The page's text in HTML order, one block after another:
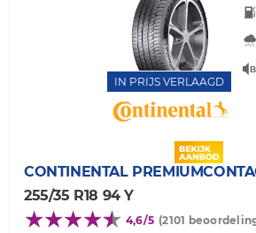
IN PRIJS VERLAAGD
CONTINENTAL
255/35 R18 94 Y
4,6/5 (2101